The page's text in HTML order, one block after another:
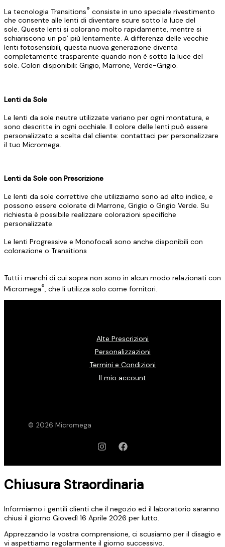
La tecnologia Transitions® consiste in uno speciale rivestimento
che consente alle lenti di diventare scure sotto la luce del
sole. Queste lenti si colorano molto rapidamente, mentre si
schiariscono un po’ più lentamente. A differenza delle vecchie
lenti fotosensibili, questa nuova generazione diventa
completamente trasparente quando non è sotto la luce del
sole. Colori disponibili: Grigio, Marrone, Verde-Grigio.
Lenti da Sole
Le lenti da sole neutre utilizzate variano per ogni montatura, e
sono descritte in ogni occhiale. Il colore delle lenti può essere
personalizzato a scelta dal cliente: contattaci per personalizzare
il tuo Micromega.
Lenti da Sole con Prescrizione
Le lenti da sole correttive che utilizziamo sono ad alto indice, e
possono essere colorate di Marrone, Grigio o Grigio Verde. Su
richiesta è possibile realizzare colorazioni specifiche
personalizzate.
Le lenti Progressive e Monofocali sono anche disponibili con
colorazione o Transitions
Tutti i marchi di cui sopra non sono in alcun modo relazionati con
Micromega® , che li utilizza solo come fornitori.
Alte Prescrizioni
Personalizzazioni
Termini e Condizioni
Il mio account
© 2026 Micromega
Chiusura Straordinaria
Informiamo i gentili clienti che il negozio ed il laboratorio saranno
chiusi il giorno Giovedì 16 Aprile 2026 per lutto.
Apprezzando la vostra comprensione, ci scusiamo per il disagio e
vi aspettiamo regolarmente il giorno successivo.